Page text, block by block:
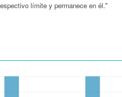
límite y permanece en él."